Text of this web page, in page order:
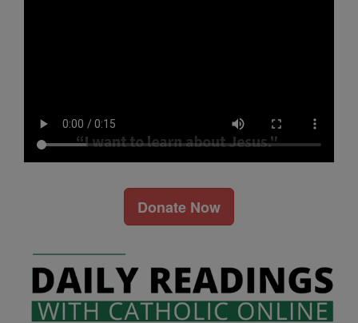
Donate Now